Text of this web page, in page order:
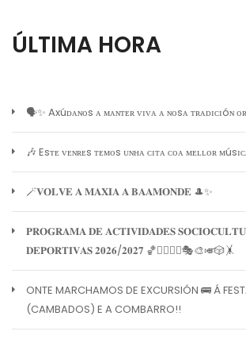
ÚLTIMA HORA
🗣️✨ Axúᴅᴀɴᴏs ᴀ ᴍᴀɴᴛᴇʀ ᴠɪᴠᴀ ᴀ ɴᴏsᴀ ᴛʀᴀᴅɪᴄɪóɴ
🎶 Esᴛᴇ ᴠᴇɴʀᴇs ᴛᴇᴍᴏs ᴜɴʜᴀ ᴄɪᴛᴀ ᴄᴏᴀ ᴍᴇʟʟᴏʀ
🪄𝐕𝐎𝐋𝐕𝐄 𝐀 𝐌𝐀𝐗𝐈𝐀 𝐀 𝐁𝐀𝐀𝐌𝐎𝐍𝐃𝐄 🎩✨
𝐏𝐑𝐎𝐆𝐑𝐀𝐌𝐀 𝐃𝐄 𝐀𝐂𝐓𝐈𝐕𝐈𝐃𝐀𝐃𝐄𝐒
𝐃𝐄𝐏𝐎𝐑𝐓𝐈𝐕𝐀𝐒 𝟐𝟎𝟐𝟔/𝟐𝟎𝟐𝟕 🏀🏊‍♀️🧘‍♀️🎭🎨🎺🎲🤸
ONTE MARCHAMOS DE EXCURSIÓN 🚌 Á
(CAMBADOS) E A COMBARRO!!